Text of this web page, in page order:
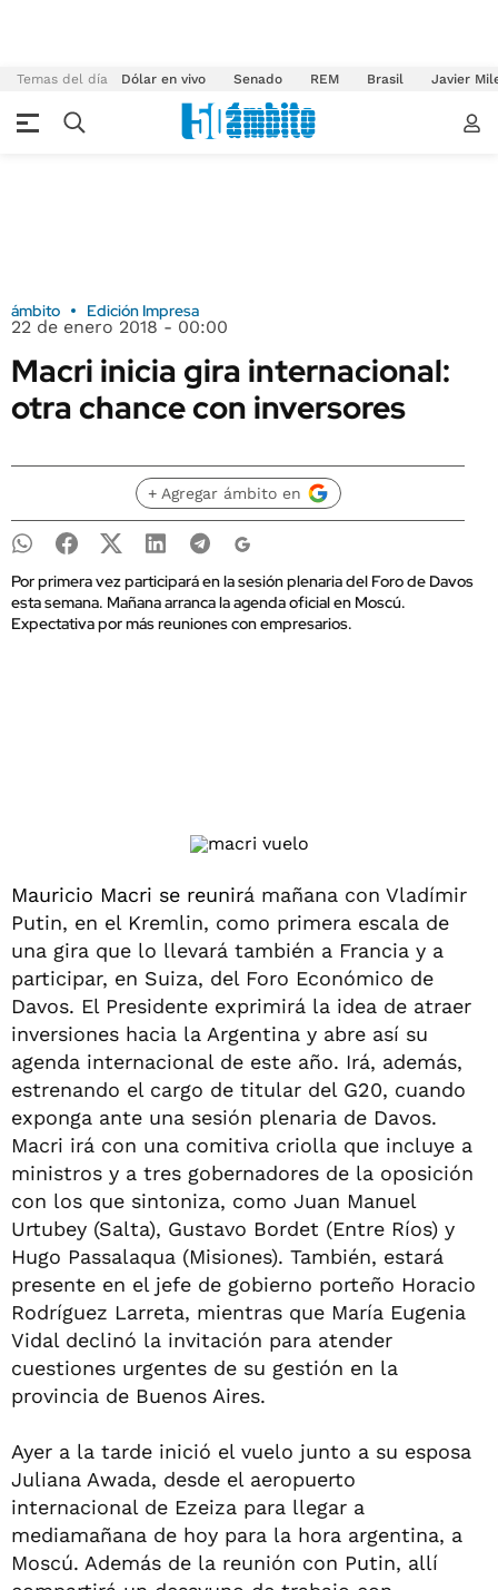
Temas del día Dólar en vivo Senado REM Brasil Javier
ámbito Edición Impresa
22 de enero 2018 - 00:00
Macri inicia gira internacional:
otra chance con inversores
+ Agregar ámbito en
Por primera vez participará en la sesión plenaria del Foro de Davos
esta semana. Mañana arranca la agenda oficial en Moscú.
Expectativa por más reuniones con empresarios.
Mauricio Macri se reunirá mañana con Vladímir
Putin, en el Kremlin, como primera escala de
una gira que lo llevará también a Francia y a
participar, en Suiza, del Foro Económico de
Davos. El Presidente exprimirá la idea de atraer
inversiones hacia la Argentina y abre así su
agenda internacional de este año. Irá, además,
estrenando el cargo de titular del G20, cuando
exponga ante una sesión plenaria de Davos.
Macri irá con una comitiva criolla que incluye a
ministros y a tres gobernadores de la oposición
con los que sintoniza, como Juan Manuel
Urtubey (Salta), Gustavo Bordet (Entre Ríos) y
Hugo Passalaqua (Misiones). También, estará
presente en el jefe de gobierno porteño Horacio
Rodríguez Larreta, mientras que María Eugenia
Vidal declinó la invitación para atender
cuestiones urgentes de su gestión en la
provincia de Buenos Aires.
Ayer a la tarde inició el vuelo junto a su esposa
Juliana Awada, desde el aeropuerto
internacional de Ezeiza para llegar a
mediamañana de hoy para la hora argentina, a
Moscú. Además de la reunión con Putin, allí